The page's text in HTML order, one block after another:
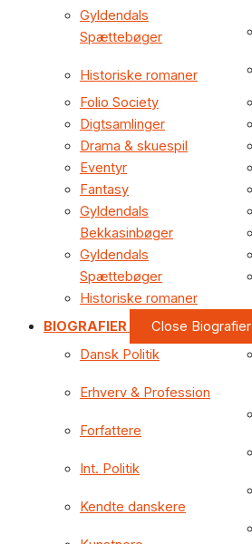
Gyldendals
Spættebøger
Historiske romaner
Folio Society
Digtsamlinger
Drama & skuespil
Eventyr
Fantasy
Gyldendals
Bekkasinbøger
Gyldendals
Spættebøger
Historiske romaner
BIOGRAFIER Close Biografier
Dansk Politik
Erhverv & Profession
Forfattere
Int. Politik
Kendte danskere